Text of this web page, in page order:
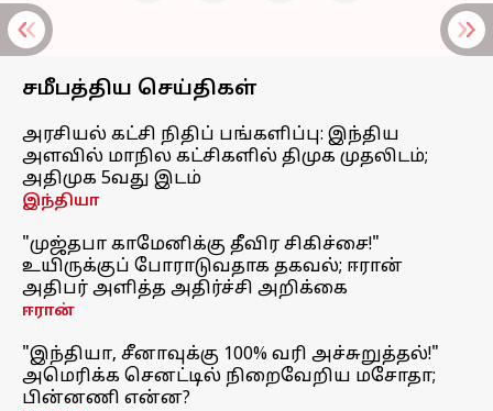
சமீபத்திய செய்திகள்
அரசியல் கட்சி நிதிப் பங்களிப்பு: இந்திய
அளவில் மாநில கட்சிகளில் திமுக முதலிடம்;
அதிமுக 5வது இடம்
இந்தியா
"முஜ்தபா காமேனிக்கு தீவிர சிகிச்சை!"
உயிருக்குப் போராடுவதாக தகவல்; ஈரான்
அதிபர் அளித்த அதிர்ச்சி அறிக்கை
ஈரான்
"இந்தியா, சீனாவுக்கு 100% வரி அச்சுறுத்தல்!"
அமெரிக்க செனட்டில் நிறைவேறிய மசோதா;
பின்னணி என்ன?